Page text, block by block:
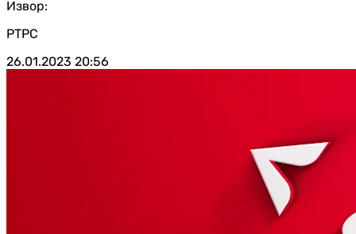
Извор:
РТРС
26.01.2023 20:56